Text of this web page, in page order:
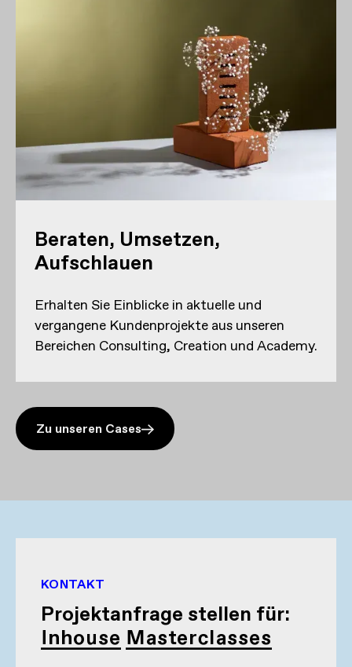
Beraten, Umsetzen,
Aufschlauen
Erhalten Sie Einblicke in aktuelle und
vergangene Kundenprojekte aus unseren
Bereichen Consulting, Creation und Academy.
Zu unseren Cases
KONTAKT
Projektanfrage stellen für:
Inhouse Masterclasses